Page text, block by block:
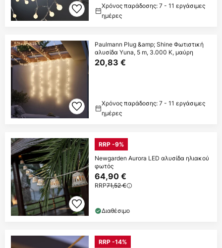
Χρόνος παράδοσης: 7 - 11 εργάσιμες
ημέρες
Paulmann Plug &amp; Shine Φωτιστική
αλυσίδα Yuna, 5 m, 3.000 K, μαύρη
20,83 €
Χρόνος παράδοσης: 7 - 11 εργάσιμες
ημέρες
RRP -9%
Newgarden Aurora LED αλυσίδα ηλιακού
φωτός
64,90 €
RRP71,52 €
Διαθέσιμο
RRP -14%